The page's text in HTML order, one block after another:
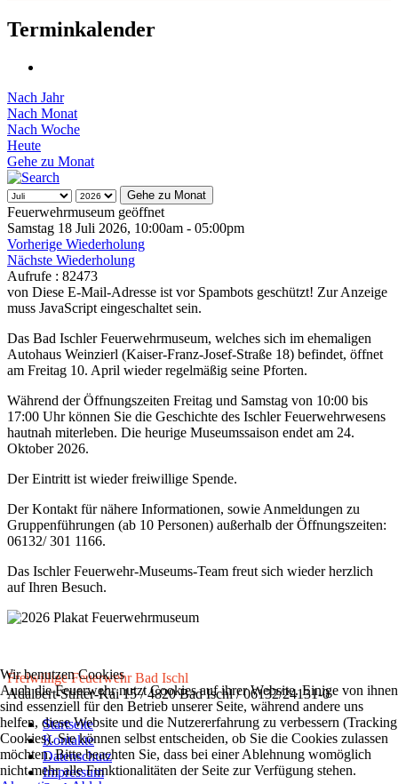
Terminkalender
Nach Jahr
Nach Monat
Nach Woche
Heute
Gehe zu Monat
Gehe zu Monat
Feuerwehrmuseum geöffnet
Samstag 18 Juli 2026, 10:00am - 05:00pm
Vorherige Wiederholung
Nächste Wiederholung
Aufrufe : 82473
von Diese E-Mail-Adresse ist vor Spambots geschützt! Zur Anzeige
muss JavaScript eingeschaltet sein.
Das Bad Ischler Feuerwehrmuseum, welches sich im ehemaligen
Autohaus Weinzierl (Kaiser-Franz-Josef-Straße 18) befindet, öffnet
am Freitag 10. April wieder regelmäßig seine Pforten.
Während der Öffnungszeiten Freitag und Samstag von 10:00 bis
17:00 Uhr können Sie die Geschichte des Ischler Feuerwehrwesens
hautnah miterleben. Die heurige Museumssaison endet am 24.
Oktober 2026.
Der Eintritt ist wieder freiwillige Spende.
Der Kontakt für nähere Informationen, sowie Anmeldungen zu
Gruppenführungen (ab 10 Personen) außerhalb der Öffnungszeiten:
06132/ 301 1166.
Das Ischler Feuerwehr-Museums-Team freut sich wieder herzlich
auf Ihren Besuch.
Freiwillige Feuerwehr Bad Ischl
Adalbert-Stifter-Kai 15 / 4820 Bad Ischl / 06132/24131-0
Startseite
Kontakte
Datenschutz
Impressum
Wir benutzen Cookies
Auch die Feuerwehr nutzt Cookies auf ihrer Website. Einige von ihnen
sind essenziell für den Betrieb unserer Seite, während andere uns
helfen, diese Website und die Nutzererfahrung zu verbessern (Tracking
Cookies). Sie können selbst entscheiden, ob Sie die Cookies zulassen
möchten. Bitte beachten Sie, dass bei einer Ablehnung womöglich
nicht mehr alle Funktionalitäten der Seite zur Verfügung stehen.